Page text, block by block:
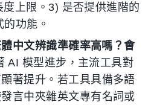
上限。3) 是否提供進階的
功能。
中文辨識準確率高嗎？會
AI 模型進步，主流工具對
著提升。若工具具備多語
言中夾雜英文專有名詞或